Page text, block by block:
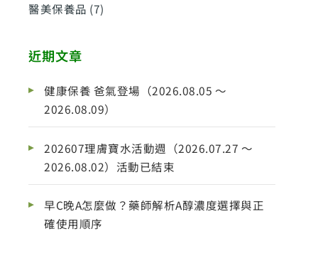
醫美保養品 (7)
近期文章
健康保養 爸氣登場（2026.08.05 ～
2026.08.09）
202607理膚寶水活動週（2026.07.27 ～
2026.08.02）活動已結束
早C晚A怎麼做？藥師解析A醇濃度選擇與正
確使用順序